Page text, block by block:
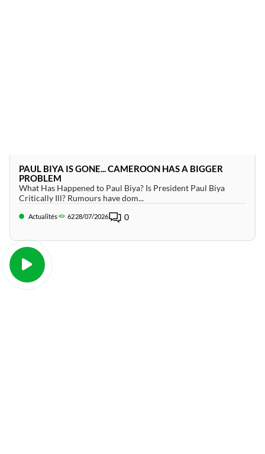
PAUL BIYA IS GONE... CAMEROON HAS A BIGGER
PROBLEM
What Has Happened to Paul Biya? Is President Paul Biya
Critically Ill? Rumours have dom...
Actualités 6228/07/2026 0